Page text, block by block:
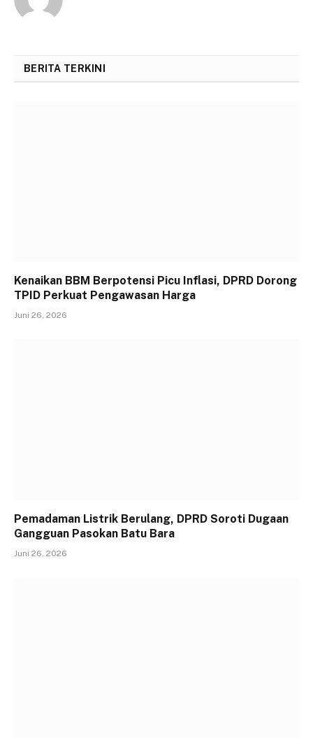
BERITA TERKINI
Kenaikan BBM Berpotensi Picu Inflasi, DPRD Dorong
TPID Perkuat Pengawasan Harga
Juni 26, 2026
Pemadaman Listrik Berulang, DPRD Soroti Dugaan
Gangguan Pasokan Batu Bara
Juni 26, 2026